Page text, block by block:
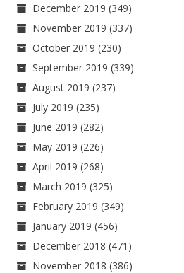
December 2019 (349)
November 2019 (337)
October 2019 (230)
September 2019 (339)
August 2019 (237)
July 2019 (235)
June 2019 (282)
May 2019 (226)
April 2019 (268)
March 2019 (325)
February 2019 (349)
January 2019 (456)
December 2018 (471)
November 2018 (386)